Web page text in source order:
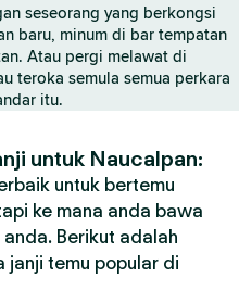
seseorang yang berkongsi
baru, minum di bar tempatan
Atau pergi melawat di
teroka semula semua perkara
itu.
untuk Naucalpan:
untuk bertemu
ke mana anda bawa
Berikut adalah
janji temu popular di